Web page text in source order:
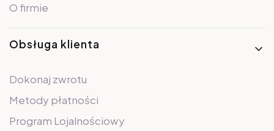
O firmie
Obsługa klienta
Dokonaj zwrotu
Metody płatności
Program Lojalnościowy